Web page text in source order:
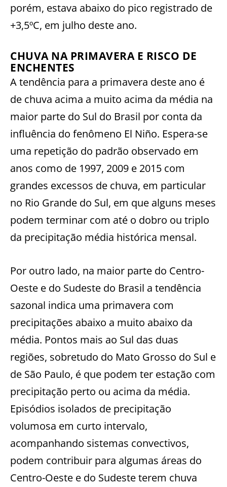
porém, estava abaixo do pico registrado de
+3,5ºC, em julho deste ano.
CHUVA NA PRIMAVERA E RISCO DE
ENCHENTES
A tendência para a primavera deste ano é
de chuva acima a muito acima da média na
maior parte do Sul do Brasil por conta da
influência do fenômeno El Niño. Espera-se
uma repetição do padrão observado em
anos como de 1997, 2009 e 2015 com
grandes excessos de chuva, em particular
no Rio Grande do Sul, em que alguns meses
podem terminar com até o dobro ou triplo
da precipitação média histórica mensal.
Por outro lado, na maior parte do Centro-
Oeste e do Sudeste do Brasil a tendência
sazonal indica uma primavera com
precipitações abaixo a muito abaixo da
média. Pontos mais ao Sul das duas
regiões, sobretudo do Mato Grosso do Sul e
de São Paulo, é que podem ter estação com
precipitação perto ou acima da média.
Episódios isolados de precipitação
volumosa em curto intervalo,
acompanhando sistemas convectivos,
podem contribuir para algumas áreas do
Centro-Oeste e do Sudeste terem chuva